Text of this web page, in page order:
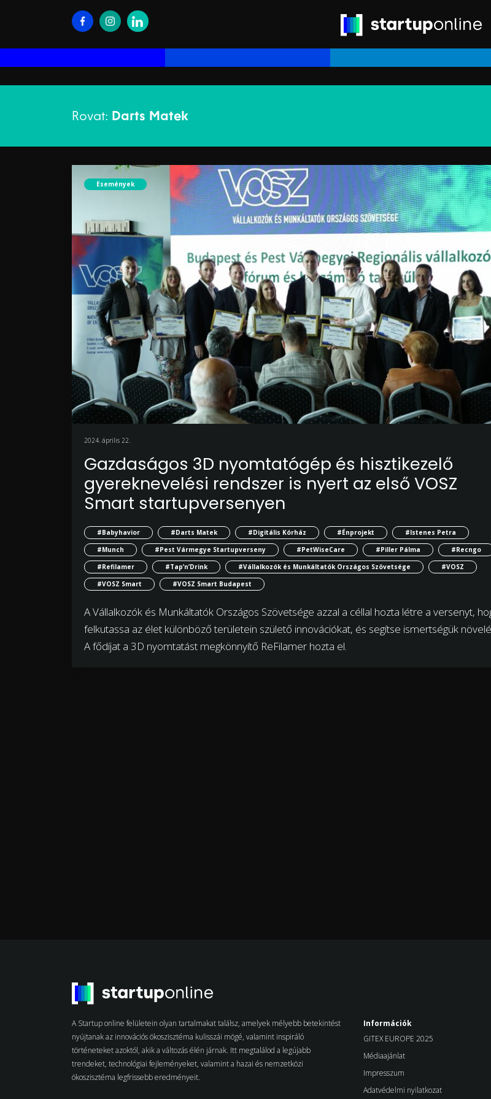
Rovat: Darts Matek
Események
2024. április 22.
Gazdaságos 3D nyomtatógép és hisztikezelő
gyereknevelési rendszer is nyert az első VOSZ
Smart startupversenyen
#Babyhavior #Darts Matek #Digitális Kórház #Énprojekt
#Istenes Petra
#Munch
#Pest Vármegye Startupverseny #PetWiseCare #Piller Pálma
#Recngo
#Refilamer
#Tap’n’Drink #Vállalkozók és Munkáltatók Országos Szövetsége
#VOSZ
#VOSZ Smart
#VOSZ Smart Budapest
A Vállalkozók és Munkáltatók Országos Szövetsége azzal a céllal hozta létre a versenyt,
felkutassa az élet különböző területein születő innovációkat, és segítse ismertségük
A fődíjat a 3D nyomtatást megkönnyítő ReFilamer hozta el.
A Startup online felületein olyan tartalmakat találsz, amelyek mélyebb betekintést
nyújtanak az innovációs ökoszisztéma kulisszái mögé, valamint inspiráló
történeteket azoktól, akik a változás élén járnak. Itt megtalálod a legújabb
trendeket, technológiai fejleményeket, valamint a hazai és nemzetközi
ökoszisztéma legfrissebb eredményeit.
Információk
GITEX EUROPE 2025
Médiaajánlat
Impresszum
Adatvédelmi nyilatkozat